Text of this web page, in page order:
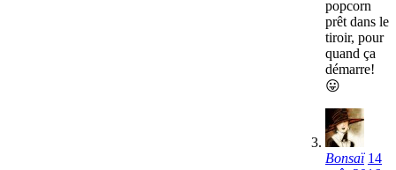
popcorn
prêt dans le
tiroir, pour
quand ça
démarre!
😛
Bonsaï 14